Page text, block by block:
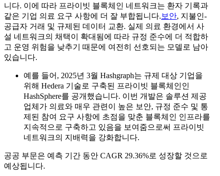
니다. 이에 따라 프라이빗 블록체인 네트워크는 환자 기록과
같은 기업 의료 요구 사항에 더 잘 부합됩니다. 보안, 지불인-
공급자 거래 및 규제된 데이터 교환. 실제 의료 환경에서 사
설 네트워크의 채택이 확대됨에 따라 규정 준수에 더 적합하
고 운영 위험을 낮추기 때문에 여전히 선호되는 모델로 남아
있습니다.
예를 들어, 2025년 3월 Hashgraph는 규제 대상 기업을
위해 Hedera 기술로 구축된 프라이빗 블록체인인
HashSphere를 공개했습니다. 이번 개발은 솔루션 제공
업체가 의료와 매우 관련이 높은 보안, 규정 준수 및 통
제된 참여 요구 사항에 초점을 맞춘 블록체인 인프라를
지속적으로 구축하고 있음을 보여줌으로써 프라이빗
네트워크의 지배력을 강화합니다.
공공 부문은 예측 기간 동안 CAGR 29.36%로 성장할 것으로
예상됩니다.